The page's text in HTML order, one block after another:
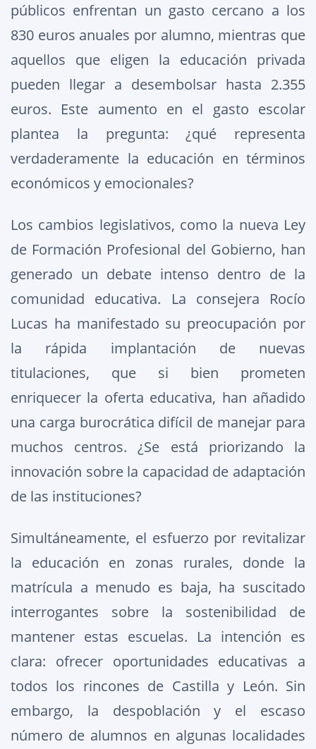
públicos enfrentan un gasto cercano a los
830 euros anuales por alumno, mientras que
aquellos que eligen la educación privada
pueden llegar a desembolsar hasta 2.355
euros. Este aumento en el gasto escolar
plantea la pregunta: ¿qué representa
verdaderamente la educación en términos
económicos y emocionales?
Los cambios legislativos, como la nueva Ley
de Formación Profesional del Gobierno, han
generado un debate intenso dentro de la
comunidad educativa. La consejera Rocío
Lucas ha manifestado su preocupación por
la rápida implantación de nuevas
titulaciones, que si bien prometen
enriquecer la oferta educativa, han añadido
una carga burocrática difícil de manejar para
muchos centros. ¿Se está priorizando la
innovación sobre la capacidad de adaptación
de las instituciones?
Simultáneamente, el esfuerzo por revitalizar
la educación en zonas rurales, donde la
matrícula a menudo es baja, ha suscitado
interrogantes sobre la sostenibilidad de
mantener estas escuelas. La intención es
clara: ofrecer oportunidades educativas a
todos los rincones de Castilla y León. Sin
embargo, la despoblación y el escaso
número de alumnos en algunas localidades